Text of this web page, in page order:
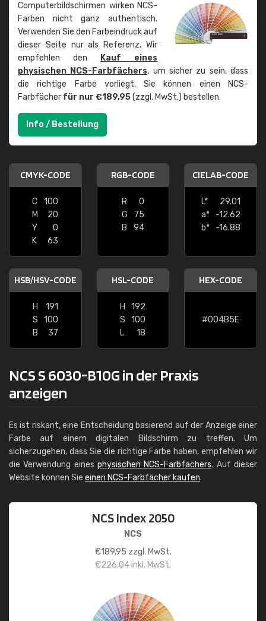
Computerbildschirmen wirken NCS-
Farben nicht ganz authentisch.
Verwenden Sie den Farbeindruck auf
dieser Seite nur als Referenz. Wir
empfehlen den
Kauf eines
physischen NCS-Farbfächers, um sicher zu sein, dass
die richtige Farbe vorliegt. Sie können einen NCS-
Farbfächer für nur €189,95(zzgl. MwSt.) bestellen.
Info / Bestellung
CMYK-CODE
C
100
M
20
Y
0
K
63
RGB-CODE
R
0
G
75
B
94
CIELAB-CODE
L*
29.01
a*
-12.62
b*
-16.88
HSB/HSV-CODE
H
191
S
100
B
37
HSL-CODE
H
192
S
100
L
18
HEX-CODE
#004B5E
NCS S 6030-B10G in der Praxis
anzeigen
Es ist riskant, eine Entscheidung basierend auf der Anzeige einer
Farbe auf einem digitalen Bildschirm zu treffen. Um
sicherzugehen, dass Sie die richtige Farbe haben, empfehlen wir
die Verwendung eines physischen NCS-Farbfächers. Auf dieser
Website können Sie einen NCS-Farbfächer kaufen.
NCS Index 2050
NCS
€189,95 zzgl. MwSt.
€226,04inkl. MwSt.